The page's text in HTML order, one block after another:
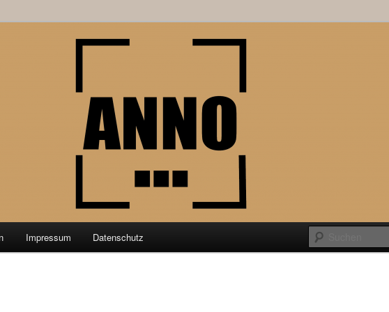
Impressum Datenschutz